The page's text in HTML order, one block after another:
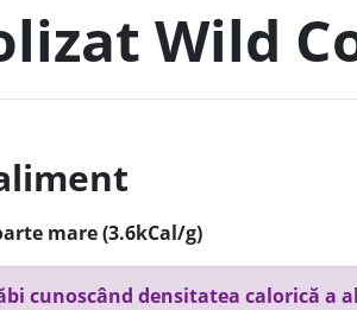
Wild
mare (3.6kCal/g)
cunoscând densitatea calorică a